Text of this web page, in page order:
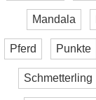
Mandala
Pferd Punkte
Schmetterling